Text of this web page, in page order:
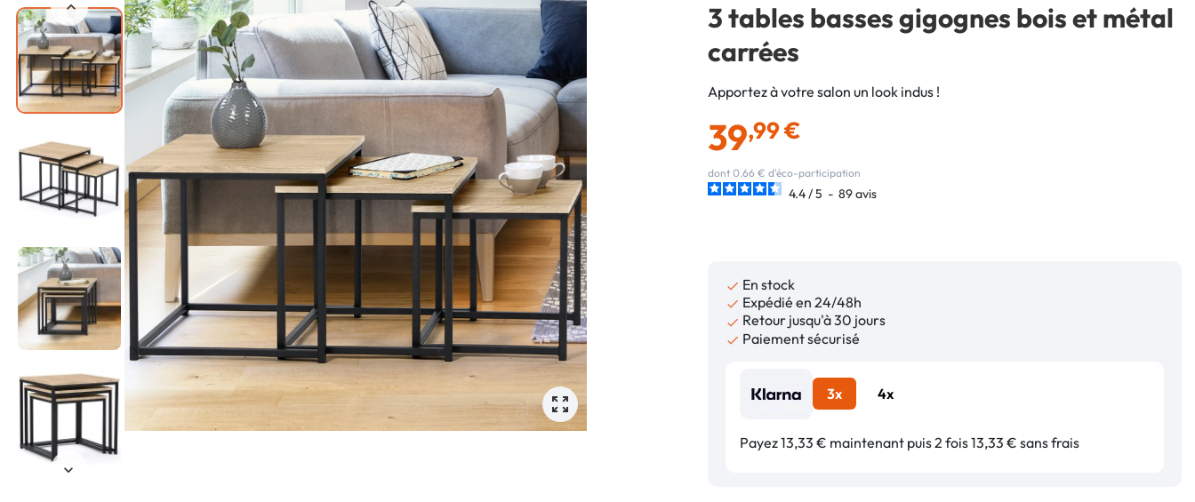
3 tables basses gigognes bois et métal
carrées
Apportez à votre salon un look indus !
39,99 €
dont 0.66 € d'éco-participation
4.4/5 - 89avis
 En stock
 Expédié en 24/48h
 Retour jusqu'à 30 jours
 Paiement sécurisé
3x 4x
Payez 13,33 € maintenant puis 2 fois 13,33 € sans frais